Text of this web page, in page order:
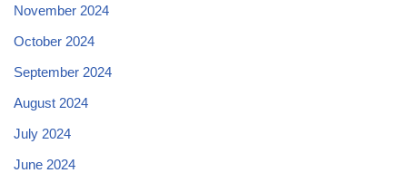
November 2024
October 2024
September 2024
August 2024
July 2024
June 2024